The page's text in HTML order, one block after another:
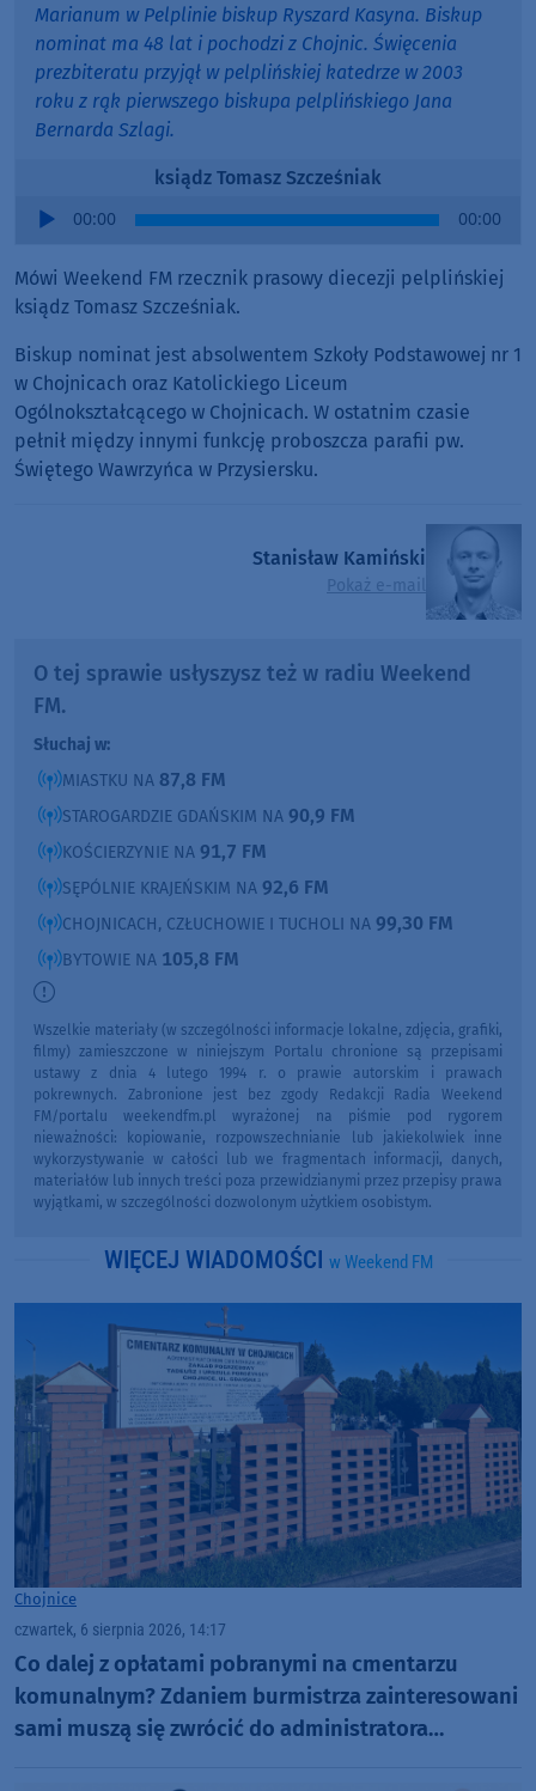
Marianum w Pelplinie biskup Ryszard Kasyna. Biskup
nominat ma 48 lat i pochodzi z Chojnic. Święcenia
prezbiteratu przyjął w pelplińskiej katedrze w 2003
roku z rąk pierwszego biskupa pelplińskiego Jana
Bernarda Szlagi.
ksiądz Tomasz Szcześniak
Audio
00:00 00:00
Mówi Weekend FM rzecznik prasowy diecezji pelplińskiej
ksiądz Tomasz Szcześniak.
Biskup nominat jest absolwentem Szkoły Podstawowej nr 1
w Chojnicach oraz Katolickiego Liceum
Ogólnokształcącego w Chojnicach. W ostatnim czasie
pełnił między innymi funkcję proboszcza parafii pw.
Świętego Wawrzyńca w Przysiersku.
Stanisław Kamiński
Pokaż e-mail
O tej sprawie usłyszysz też w radiu Weekend
FM.
Słuchaj w:
MIASTKU NA 87,8 FM
STAROGARDZIE GDAŃSKIM NA 90,9 FM
KOŚCIERZYNIE NA 91,7 FM
SĘPÓLNIE KRAJEŃSKIM NA 92,6 FM
CHOJNICACH, CZŁUCHOWIE I TUCHOLI NA 99,30 FM
BYTOWIE NA 105,8 FM
Wszelkie materiały (w szczególności informacje lokalne, zdjęcia, grafiki,
filmy) zamieszczone w niniejszym Portalu chronione są przepisami
ustawy z dnia 4 lutego 1994 r. o prawie autorskim i prawach
pokrewnych. Zabronione jest bez zgody Redakcji Radia Weekend
FM/portalu weekendfm.pl wyrażonej na piśmie pod rygorem
nieważności: kopiowanie, rozpowszechnianie lub jakiekolwiek inne
wykorzystywanie w całości lub we fragmentach informacji, danych,
materiałów lub innych treści poza przewidzianymi przez przepisy prawa
wyjątkami, w szczególności dozwolonym użytkiem osobistym.
WIĘCEJ WIADOMOŚCI w Weekend FM
Chojnice
czwartek, 6 sierpnia 2026, 14:17
Co dalej z opłatami pobranymi na cmentarzu
komunalnym? Zdaniem burmistrza zainteresowani
sami muszą się zwrócić do administratora